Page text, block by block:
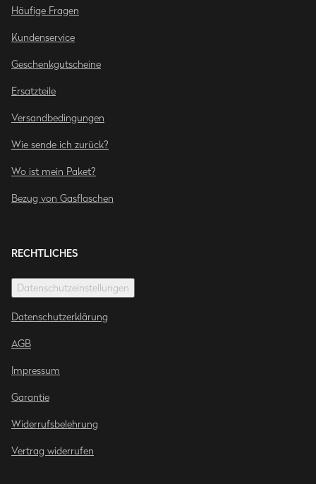
Häufige Fragen
Kundenservice
Geschenkgutscheine
Ersatzteile
Versandbedingungen
Wie sende ich zurück?
Wo ist mein Paket?
Bezug von Gasflaschen
RECHTLICHES
Datenschutzeinstellungen
Datenschutzerklärung
AGB
Impressum
Garantie
Widerrufsbelehrung
Vertrag widerrufen